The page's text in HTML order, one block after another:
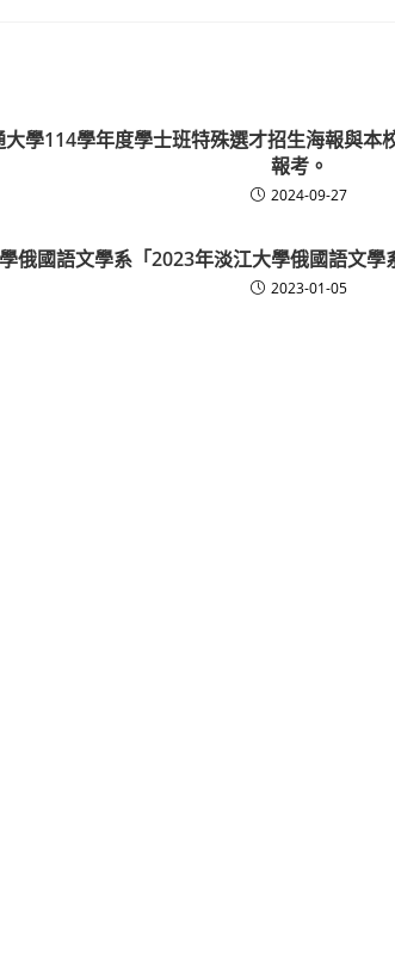
大學114學年度學士班特殊選才招生海報與本
報考。
2024-09-27
俄國語文學系「2023年淡江大學俄國語文
2023-01-05